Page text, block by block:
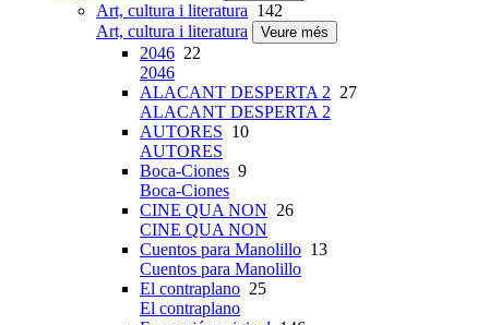
Art, cultura i literatura 142
Art, cultura i literatura
Veure més
2046 22
2046
ALACANT DESPERTA 2 27
ALACANT DESPERTA 2
AUTORES 10
AUTORES
Boca-Ciones 9
Boca-Ciones
CINE QUA NON 26
CINE QUA NON
Cuentos para Manolillo 13
Cuentos para Manolillo
El contraplano 25
El contraplano